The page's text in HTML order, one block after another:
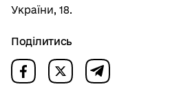
України, 18.
Поділитись